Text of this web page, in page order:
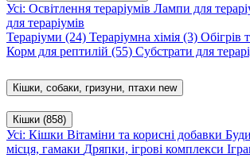
Усі: Освітлення тераріумів Лампи для
для тераріумів
Тераріуми (24) Тераріумна хімія (3) Обігрів
Корм для рептилій (55) Субстрати для
Кішки, собаки, гризуни, птахи new
Кішки (858)
Усі: Кішки Вітаміни та корисні добавки
місця, гамаки Дряпки, ігрові комплекси